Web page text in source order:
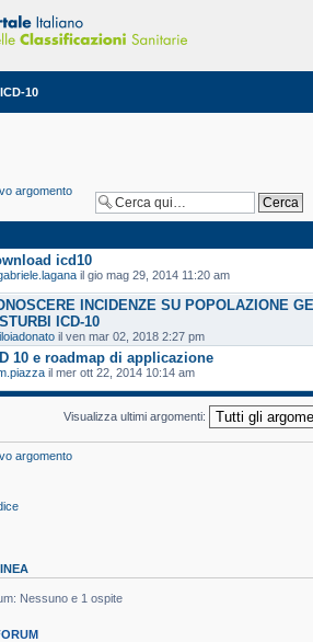
ICD-10
argomento
icd10
il gio mag 29, 2014 11:20 am
INCIDENZE SU POPOLAZIONE
ICD-10
liloiadonato il ven mar 02, 2018 2:27 pm
10 e roadmap di applicazione
il mer ott 22, 2014 10:14 am
Visualizza ultimi argomenti:
argomento
Nessuno e 1 ospite